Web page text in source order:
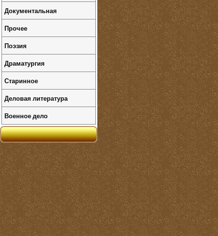
Документальная
Прочее
Поэзия
Драматургия
Старинное
Деловая литература
Военное дело